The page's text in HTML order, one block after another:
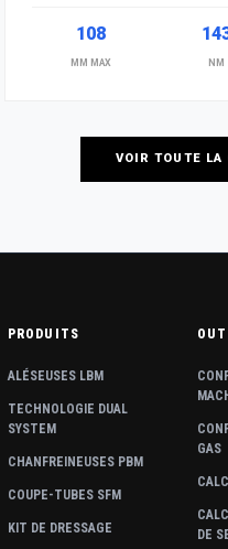
108
MM MAX NM
VOIR TOUTE LA
PRODUITS
ALÉSEUSES LBM
TECHNOLOGIE DUAL
SYSTEM
CHANFREINEUSES PBM
COUPE-TUBES SFM
KIT DE DRESSAGE
GAS
DE